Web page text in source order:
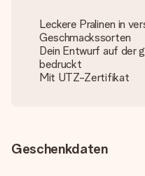
Leckere Pralinen in
Geschmackssorten
Dein Entwurf auf der
bedruckt
Mit UTZ-Zertifikat
Geschenkdaten